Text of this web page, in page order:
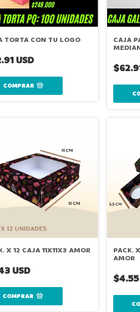
TORTA CON TU LOGO
USD
COMPRAR
CAJA
X 12 CAJA 11X11X3 AMOR
USD
PACK.
AMOR
$4.55